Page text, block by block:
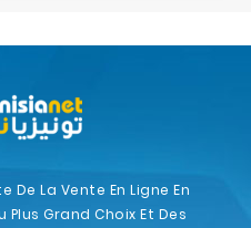
De La Vente En Ligne En
Plus Grand Choix Et Des